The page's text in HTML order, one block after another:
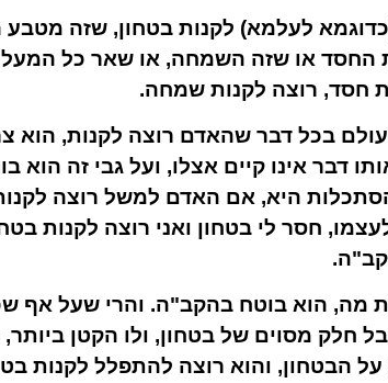
לעלמא) לקנות בטחון, שזה מטבע
או שזה השמחה, או שאר כל
חסד, רוצה לקנות שמחה.
בכל דבר שהאדם רוצה לקנות, הוא
דבר אינו קיים אצלו, ועל גבי זה
היא, אם האדם למשל רוצה
חסר לי בטחון ואני רוצה לקנות
מה, הוא בוטח בהקב"ה. והרי שעל אף
חלק מסוים של בטחון, ולו הקטן
הבטחון, והוא רוצה להתפלל לקנות